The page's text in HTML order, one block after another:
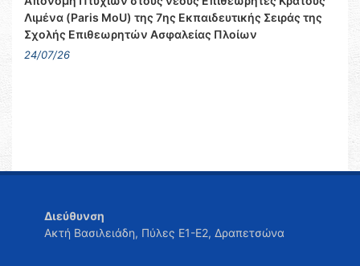
Λιμένα (Paris MoU) της 7ης Εκπαιδευτικής Σειράς της
Σχολής Επιθεωρητών Ασφαλείας Πλοίων
24/07/26
Διεύθυνση
Ακτή Βασιλειάδη, Πύλες Ε1-Ε2, Δραπετσώνα